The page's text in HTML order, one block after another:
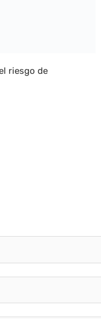
riesgo de